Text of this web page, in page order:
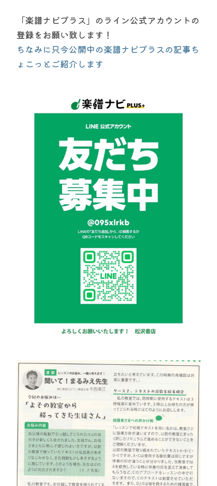
「楽譜ナビプラス」のライン公式アカウントの
登録をお願い致します！
ちなみに只今公開中の楽譜ナビプラスの記事ち
ょこっとご紹介します